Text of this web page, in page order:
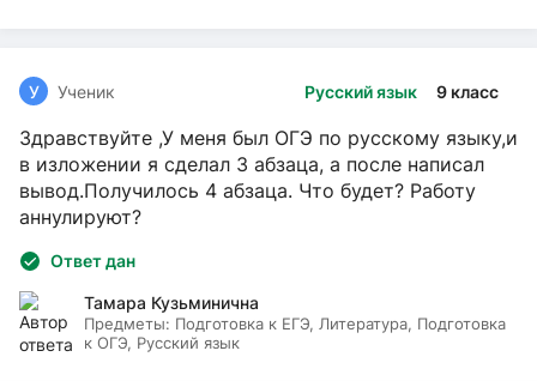
Русский язык 9 класс
У Ученик
Здравствуйте ,У меня был ОГЭ по русскому языку,и
в изложении я сделал 3 абзаца, а после написал
вывод.Получилось 4 абзаца. Что будет? Работу
аннулируют?
Ответ дан
Тамара Кузьминична
Предметы: Подготовка к ЕГЭ, Литература, Подготовка
к ОГЭ, Русский язык